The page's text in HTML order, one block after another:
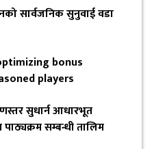
सार्वजनिक सुनुवाई वडा
bonus
players
सुधार्न आधारभूत
सम्बन्धी तालिम